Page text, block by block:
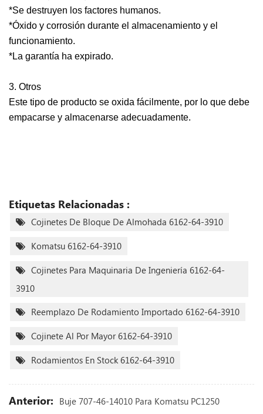
*Se destruyen los factores humanos.
*Óxido y corrosión durante el almacenamiento y el
funcionamiento.
*La garantía ha expirado.
3. Otros
Este tipo de producto se oxida fácilmente, por lo que debe
empacarse y almacenarse adecuadamente.
Etiquetas Relacionadas :
Cojinetes De Bloque De Almohada 6162-64-3910
Komatsu 6162-64-3910
Cojinetes Para Maquinaria De Ingeniería 6162-64-
3910
Reemplazo De Rodamiento Importado 6162-64-3910
Cojinete Al Por Mayor 6162-64-3910
Rodamientos En Stock 6162-64-3910
Anterior: Buje 707-46-14010 Para Komatsu PC1250